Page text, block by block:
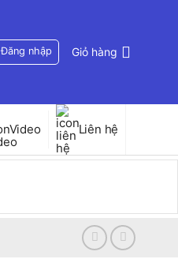
Đăng nhập Giỏ hàng
Video Liên hệ